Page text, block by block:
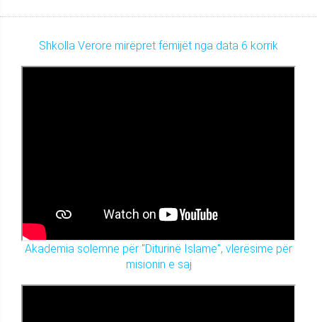
Shkolla Verore mirëpret fëmijët nga data 6 korrik
Akademia solemne për "Diturinë Islame", vlerësime për
misionin e saj